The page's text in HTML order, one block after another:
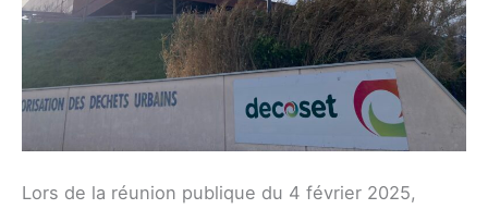
Lors de la réunion publique du 4 février 2025,